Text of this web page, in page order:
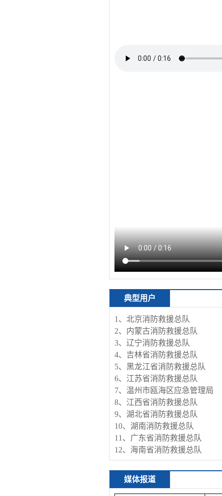
典型用户
1、北京消防救援总队
2、内蒙古消防救援总队
3、辽宁消防救援总队
4、吉林省消防救援总队
5、黑龙江省消防救援总队
6、江苏省消防救援总队
7、温州市瓯海区应急管理局
8、江西省消防救援总队
9、湖北省消防救援总队
10、湖南消防救援总队
11、广东省消防救援总队
12、海南省消防救援总队
媒体报道